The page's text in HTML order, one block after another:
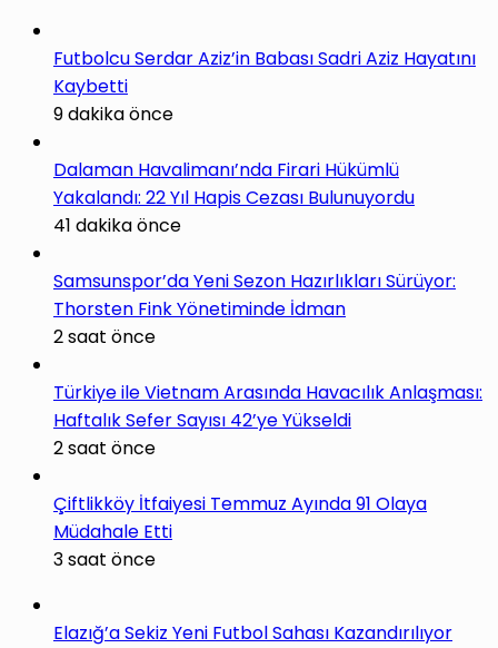
Futbolcu Serdar Aziz’in Babası Sadri Aziz Hayatını
Kaybetti
9 dakika önce
Dalaman Havalimanı’nda Firari Hükümlü
Yakalandı: 22 Yıl Hapis Cezası Bulunuyordu
41 dakika önce
Samsunspor’da Yeni Sezon Hazırlıkları Sürüyor:
Thorsten Fink Yönetiminde İdman
2 saat önce
Türkiye ile Vietnam Arasında Havacılık Anlaşması:
Haftalık Sefer Sayısı 42’ye Yükseldi
2 saat önce
Çiftlikköy İtfaiyesi Temmuz Ayında 91 Olaya
Müdahale Etti
3 saat önce
Elazığ’a Sekiz Yeni Futbol Sahası Kazandırılıyor